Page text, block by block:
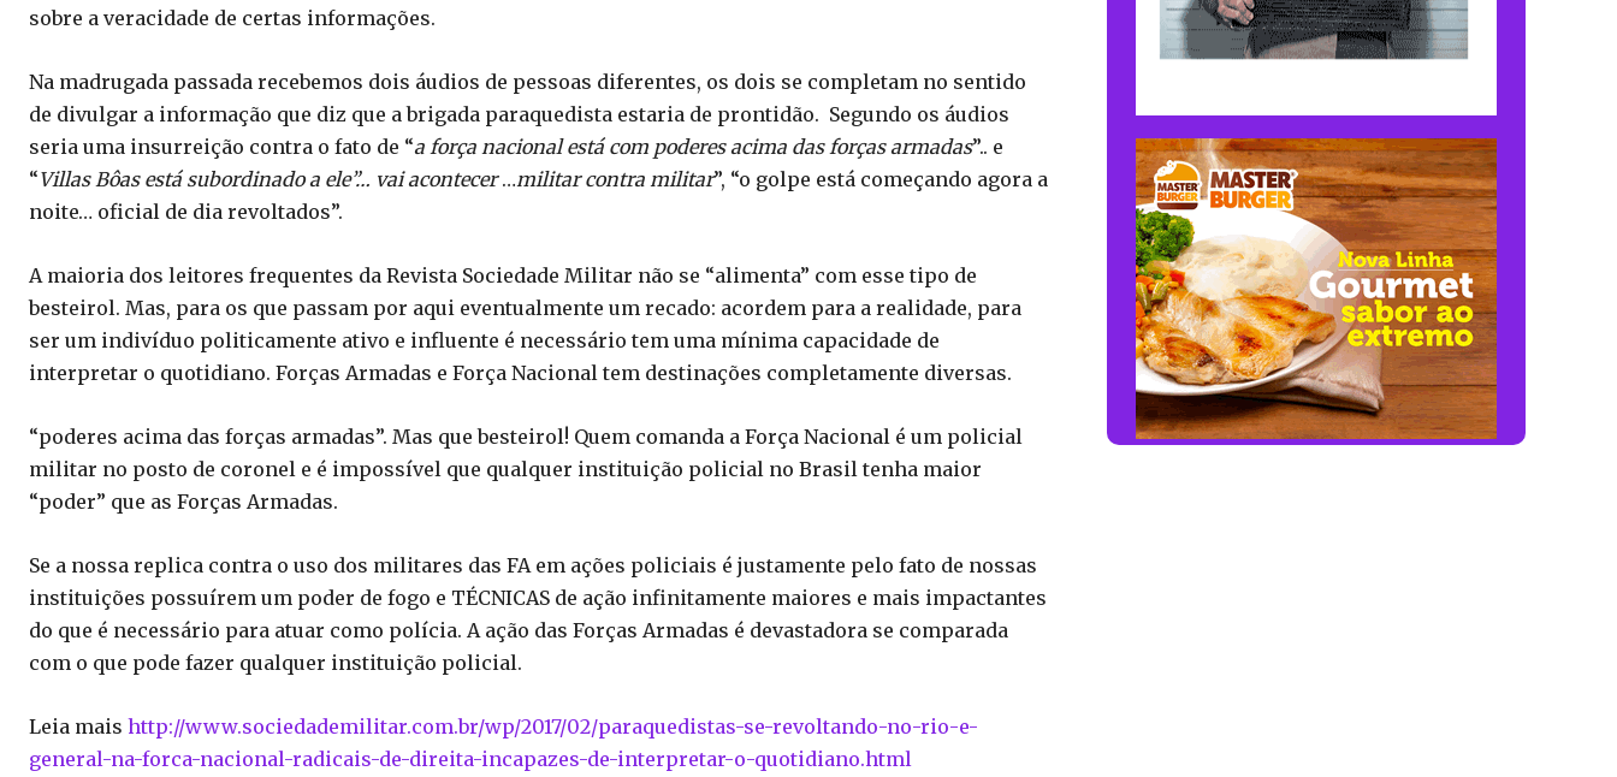
sobre a veracidade de certas informações.
Na madrugada passada recebemos dois áudios de pessoas diferentes, os dois se completam no sentido
de divulgar a informação que diz que a brigada paraquedista estaria de prontidão. Segundo os áudios
seria uma insurreição contra o fato de “a força nacional está com poderes acima das forças armadas”.. e
“Villas Bôas está subordinado a ele”… vai acontecer…militar contra militar”, “o golpe está começando agora a
noite… oficial de dia revoltados”.
A maioria dos leitores frequentes da Revista Sociedade Militar não se “alimenta” com esse tipo de
besteirol. Mas, para os que passam por aqui eventualmente um recado: acordem para a realidade, para
ser um indivíduo politicamente ativo e influente é necessário tem uma mínima capacidade de
interpretar o quotidiano. Forças Armadas e Força Nacional tem destinações completamente diversas.
“poderes acima das forças armadas”. Mas que besteirol! Quem comanda a Força Nacional é um policial
militar no posto de coronel e é impossível que qualquer instituição policial no Brasil tenha maior
“poder” que as Forças Armadas.
Se a nossa replica contra o uso dos militares das FA em ações policiais é justamente pelo fato de nossas
instituições possuírem um poder de fogo e TÉCNICAS de ação infinitamente maiores e mais impactantes
do que é necessário para atuar como polícia. A ação das Forças Armadas é devastadora se comparada
com o que pode fazer qualquer instituição policial.
Leia mais http://www.sociedademilitar.com.br/wp/2017/02/paraquedistas-se-revoltando-no-rio-e-
general-na-forca-nacional-radicais-de-direita-incapazes-de-interpretar-o-quotidiano.html